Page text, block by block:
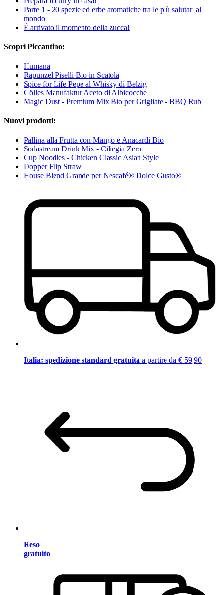
Parte 1 - 20 spezie ed erbe aromatiche tra le più salutari al
mondo
È arrivato il momento della zucca!
Scopri Piccantino:
Humana
Rapunzel Piselli Bio in Scatola
Spice for Life Pepe al Whisky di Belzig
Gölles Manufaktur Aceto di Albicocche
Magic Dust - Premium Mix Bio per Grigliate - BBQ Rub
Nuovi prodotti:
Pallina alla Frutta con Mango e Anacardi Bio
Sodastream Drink Mix - Ciliegia Zero
Cup Noodles - Chicken Classic Asian Style
Dopper Flip Straw
House Blend Grande per Nescafé® Dolce Gusto®
Italia: spedizione standard gratuita a partire da € 59,90
Reso
gratuito